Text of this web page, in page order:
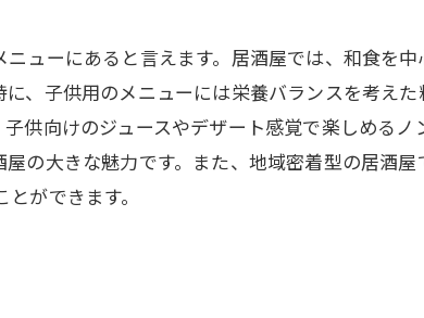
ューにあると言えます。居酒屋では、和食を
、子供用のメニューには栄養バランスを考え
供向けのジュースやデザート感覚で楽しめる
の大きな魅力です。また、地域密着型の居酒
ができます。